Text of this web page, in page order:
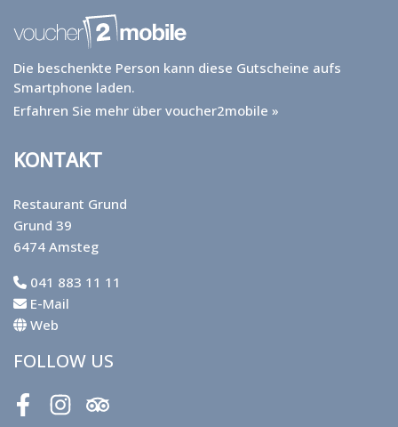
Die beschenkte Person kann diese Gutscheine aufs
Smartphone laden.
Erfahren Sie mehr über voucher2mobile »
KONTAKT
Restaurant Grund
Grund 39
6474 Amsteg
041 883 11 11
E-Mail
Web
FOLLOW US
FacebookInstagramTripadvisor